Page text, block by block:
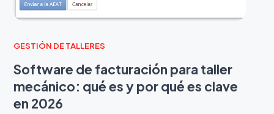
GESTIÓN DE TALLERES
Software de facturación para taller
mecánico: qué es y por qué es clave
en 2026